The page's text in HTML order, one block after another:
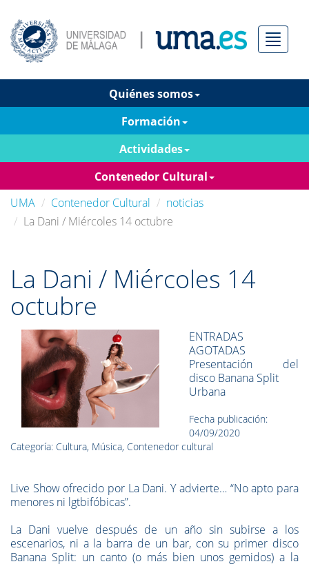
Menú
Quiénes somos
Formación
Actividades
Contenedor Cultural
UMA
Contenedor Cultural
noticias
La Dani / Miércoles 14 octubre
La Dani / Miércoles 14
octubre
ENTRADAS
AGOTADAS
Presentación del
disco Banana Split
Urbana
Fecha publicación:
04/09/2020
Categoría: Cultura, Música, Contenedor cultural
Live Show ofrecido por La Dani. Y advierte… “No apto para
menores ni lgtbifóbicas”.
La Dani vuelve después de un año sin subirse a los
escenarios, ni a la barra de un bar, con su primer disco
Banana Split: un canto (o más bien unos gemidos) a la